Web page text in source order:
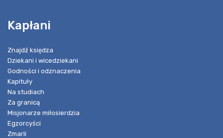
Kapłani
Znajdź księdza
Dziekani i wicedziekani
Godności i odznaczenia
Kapituły
Na studiach
Za granicą
Misjonarze miłosierdzia
Egzorcyści
Zmarli